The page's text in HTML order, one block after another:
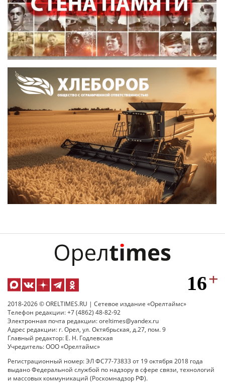
2018-2026 © ORELTIMES.RU | Сетевое издание «Орелтаймс»
Телефон редакции: +7 (4862) 48-82-92
Электронная почта редакции: oreltimes@yandex.ru
Адрес редакции: г. Орел, ул. Октябрьская, д.27, пом. 9
Главный редактор: Е. Н. Годлевская
Учредитель: ООО «Орелтаймс»
Регистрационный номер: ЭЛ ФС77-73833 от 19 октября 2018 года
выдано Федеральной службой по надзору в сфере связи, технологий
и массовых коммуникаций (Роскомнадзор РФ).